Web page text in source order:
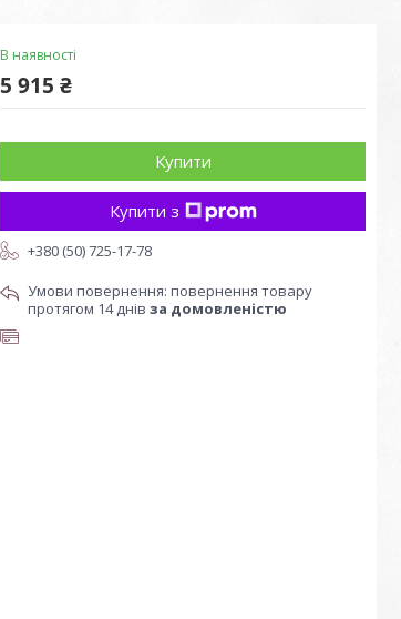
В наявності
5 915 ₴
Купити
Купити з
+380 (50) 725-17-78
повернення товару
протягом 14 днів за домовленістю